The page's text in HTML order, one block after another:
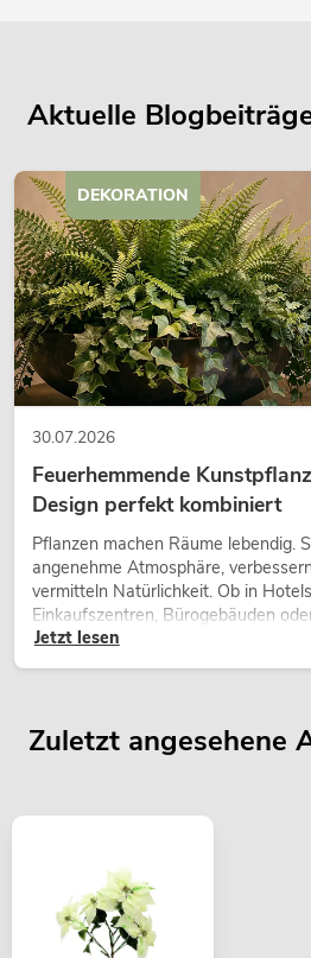
Aktuelle
30.07.2026
Feuerhemmende
Design perfekt kombiniert
Pflanzen machen Räume lebendig.
angenehme Atmosphäre,
vermitteln Natürlichkeit. Ob in
Einkaufszentren, Bürogebäuden
hochwertige Begrünung gehört
Jetzt lesen
DEKORATION
Zuletzt angesehene